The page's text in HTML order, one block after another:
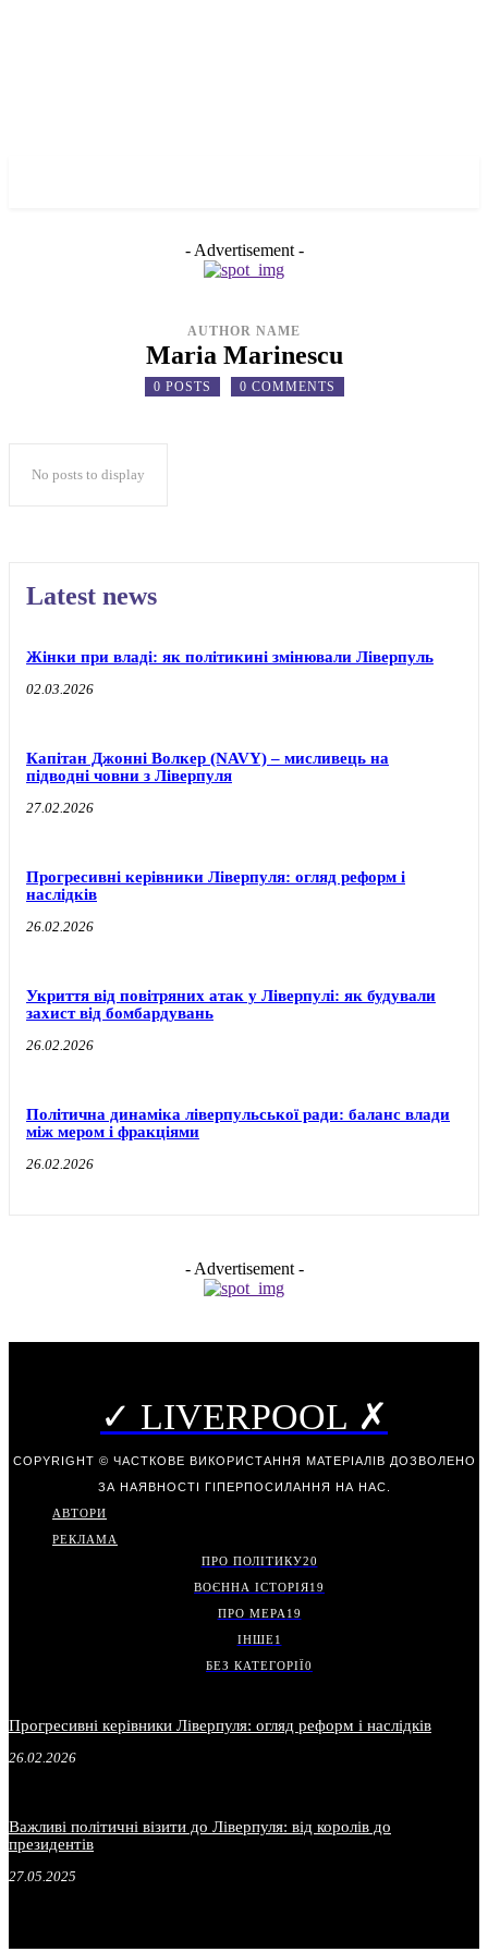
- Advertisement -
AUTHOR NAME
Maria Marinescu
0 POSTS 0 COMMENTS
No posts to display
Latest news
Жінки при владі: як політикині змінювали Ліверпуль
02.03.2026
Капітан Джонні Волкер (NAVY) – мисливець на
підводні човни з Ліверпуля
27.02.2026
Прогресивні керівники Ліверпуля: огляд реформ і
наслідків
26.02.2026
Укриття від повітряних атак у Ліверпулі: як будували
захист від бомбардувань
26.02.2026
Політична динаміка ліверпульської ради: баланс влади
між мером і фракціями
26.02.2026
- Advertisement -
✓ LIVERPOOL ✗
COPYRIGHT © ЧАСТКОВЕ ВИКОРИСТАННЯ МАТЕРІАЛІВ ДОЗВОЛЕНО
ЗА НАЯВНОСТІ ГІПЕРПОСИЛАННЯ НА НАС.
АВТОРИ
РЕКЛАМА
ПРО ПОЛІТИКУ20
ВОЄННА ІСТОРІЯ19
ПРО МЕРА 19
ІНШЕ1
БЕЗ КАТЕГОРІЇ0
Прогресивні керівники Ліверпуля: огляд реформ і наслідків
26.02.2026
Важливі політичні візити до Ліверпуля: від королів до
президентів
27.05.2025